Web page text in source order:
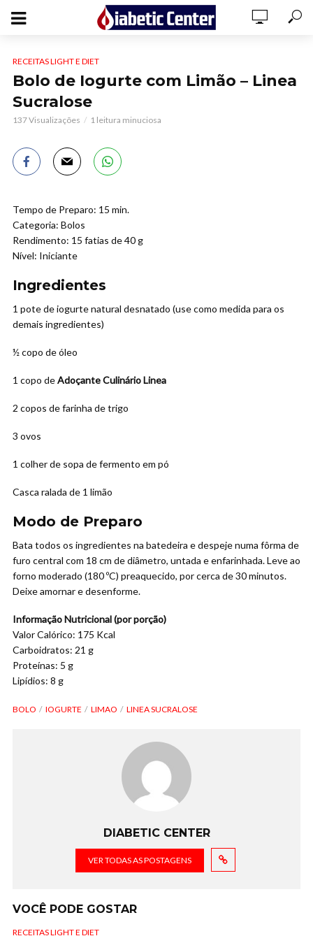
RECEITAS LIGHT E DIET
Bolo de Iogurte com Limão – Linea
Sucralose
137 Visualizações 1 leitura minuciosa
Tempo de Preparo: 15 min.
Categoria: Bolos
Rendimento: 15 fatias de 40 g
Nível: Iniciante
Ingredientes
1 pote de iogurte natural desnatado (use como medida para os
demais ingredientes)
½ copo de óleo
1 copo deAdoçante Culinário Linea
2 copos de farinha de trigo
3 ovos
1 colher de sopa de fermento em pó
Casca ralada de 1 limão
Modo de Preparo
Bata todos os ingredientes na batedeira e despeje numa fôrma de
furo central com 18 cm de diâmetro, untada e enfarinhada. Leve ao
forno moderado (180 ºC) preaquecido, por cerca de 30 minutos.
Deixe amornar e desenforme.
Informação Nutricional (por porção)
Valor Calórico: 175 Kcal
Carboidratos: 21 g
Proteínas: 5 g
Lipídios: 8 g
BOLO IOGURTE LIMAO LINEA SUCRALOSE
DIABETIC CENTER
VER TODAS AS POSTAGENS
VOCÊ PODE GOSTAR
RECEITAS LIGHT E DIET